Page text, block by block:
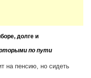
долге и
по пути
на пенсию, но сидеть